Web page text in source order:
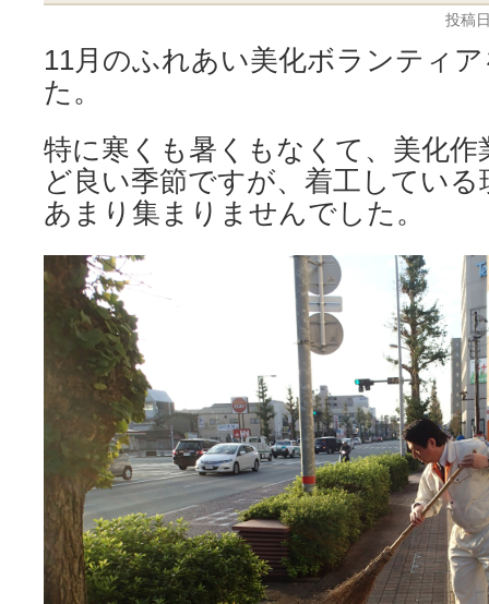
投稿
11月のふれあい美化ボランティ
た。
特に寒くも暑くもなくて、美化
ど良い季節ですが、着工してい
あまり集まりませんでした。